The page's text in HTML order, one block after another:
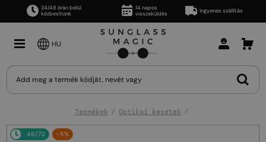
24/48 órán belül
kézbesítünk
14 napos
visszaküldés
Ingyenes szállítás
HU
Termékek Optikai keretek
48/72 -5%